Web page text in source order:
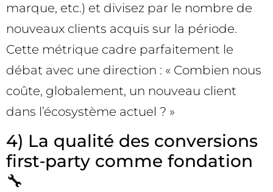
marque, etc.) et divisez par le nombre de
nouveaux clients acquis sur la période.
Cette métrique cadre parfaitement le
débat avec une direction : « Combien nous
coûte, globalement, un nouveau client
dans l’écosystème actuel ? »
4) La qualité des conversions
first‑party comme fondation
🔧